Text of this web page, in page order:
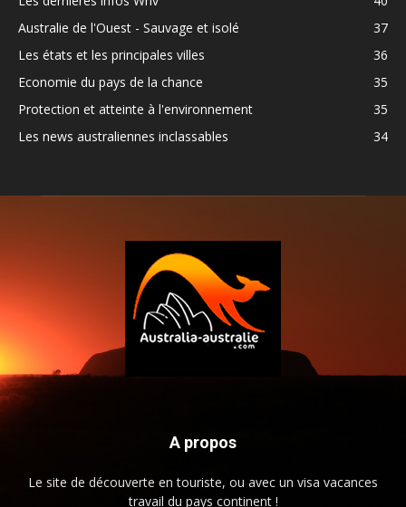
Australie de l'Ouest - Sauvage et isolé
37
Les états et les principales villes
36
Economie du pays de la chance
35
Protection et atteinte à l'environnement
35
Les news australiennes inclassables
34
A propos
Le site de découverte en touriste, ou avec un visa vacances
travail du pays continent !